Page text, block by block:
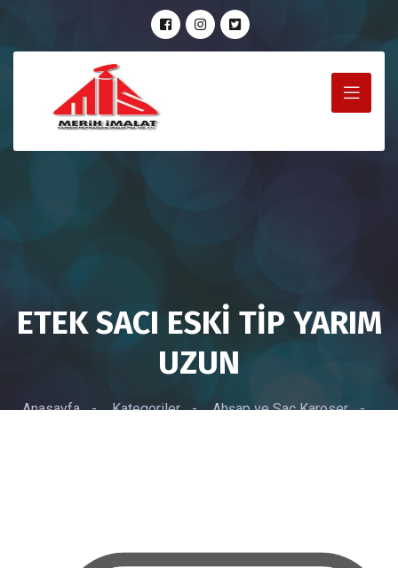
ETEK SACI ESKİ TİP YARIM
UZUN
Anasayfa - Kategoriler - Ahşap ve Sac Karoser
-